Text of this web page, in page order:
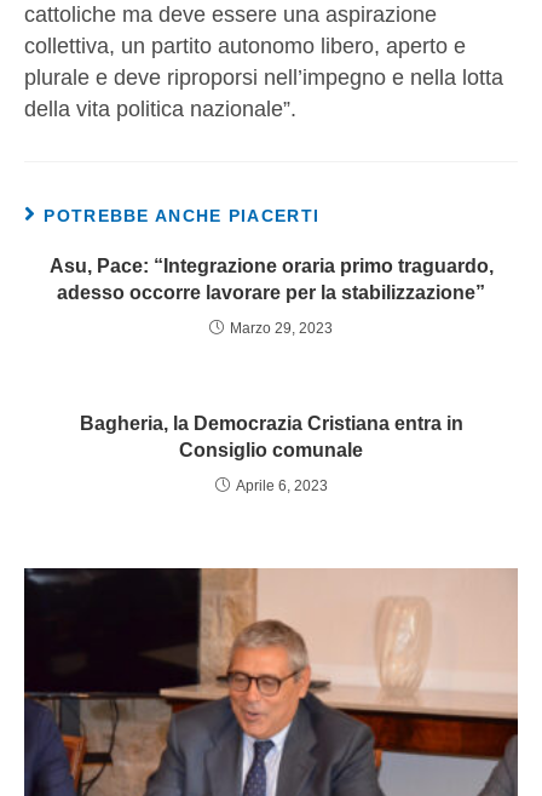
cattoliche ma deve essere una aspirazione
collettiva, un partito autonomo libero, aperto e
plurale e deve riproporsi nell’impegno e nella lotta
della vita politica nazionale”.
POTREBBE ANCHE PIACERTI
Asu, Pace: “Integrazione oraria primo traguardo,
adesso occorre lavorare per la stabilizzazione”
Marzo 29, 2023
Bagheria, la Democrazia Cristiana entra in
Consiglio comunale
Aprile 6, 2023